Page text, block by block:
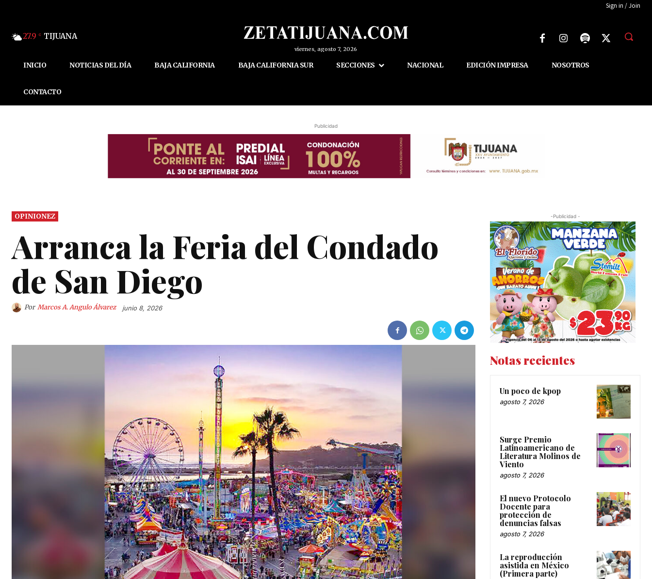
Sign in / Join
27.9 C TIJUANA
viernes, agosto 7, 2026
INICIO NOTICIAS DEL DÍA BAJA CALIFORNIA BAJA CALIFORNIA SUR SECCIONES NACIONAL EDICIÓN IMPRESA NOSOTROS
CONTACTO
Publicidad
OPINIONEZ
Arranca la Feria del Condado
de San Diego
Por Marcos A. Angulo Álvarez junio 8, 2026
-Publicidad -
Notas recientes
Un poco de kpop
agosto 7, 2026
Surge Premio
Latinoamericano de
Literatura Molinos de
Viento
agosto 7, 2026
El nuevo Protocolo
Docente para
protección de
denuncias falsas
agosto 7, 2026
La reproducción
asistida en México
(Primera parte)